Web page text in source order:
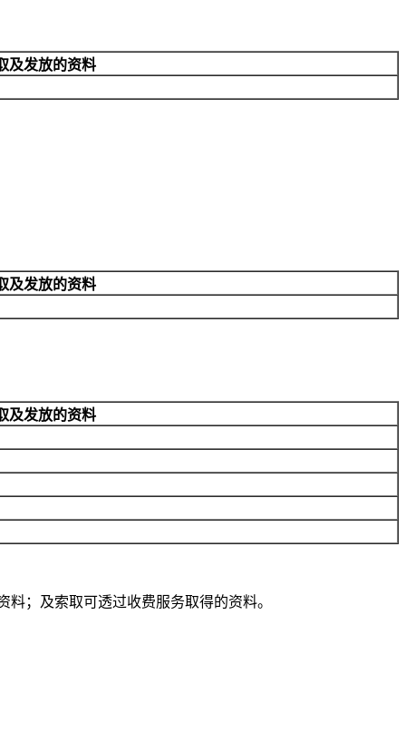
及发放的资料
及发放的资料
及发放的资料
；及索取可透过收费服务取得的资料。